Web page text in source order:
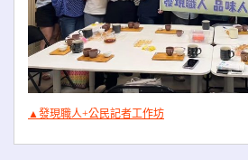
▲發現職人+公民記者工作坊